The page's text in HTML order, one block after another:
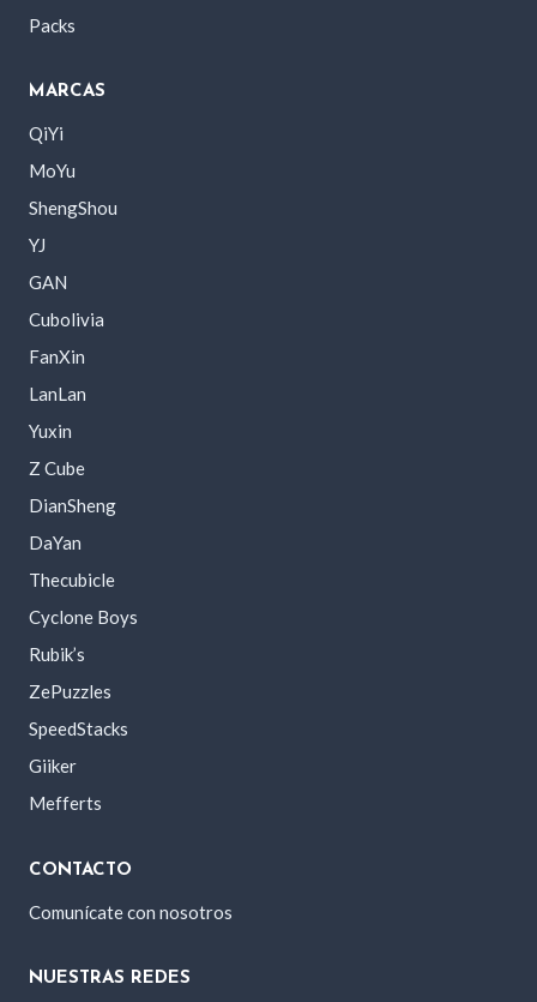
Packs
MARCAS
QiYi
MoYu
ShengShou
YJ
GAN
Cubolivia
FanXin
LanLan
Yuxin
Z Cube
DianSheng
DaYan
Thecubicle
Cyclone Boys
Rubik’s
ZePuzzles
SpeedStacks
Giiker
Mefferts
CONTACTO
Comunícate con nosotros
NUESTRAS REDES